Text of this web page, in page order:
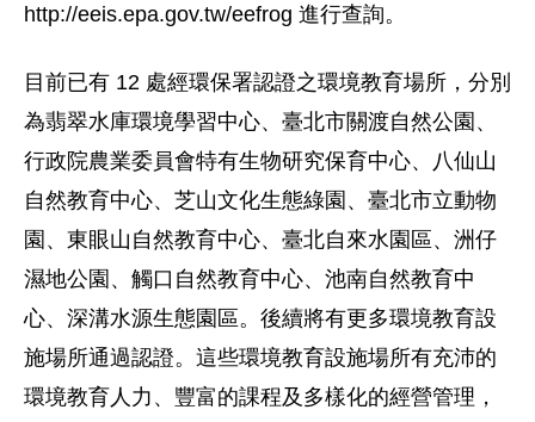
http://eeis.epa.gov.tw/eefrog 進行查詢。
目前已有 12 處經環保署認證之環境教育場所，分別
為翡翠水庫環境學習中心、臺北市關渡自然公園、
行政院農業委員會特有生物研究保育中心、八仙山
自然教育中心、芝山文化生態綠園、臺北市立動物
園、東眼山自然教育中心、臺北自來水園區、洲仔
濕地公園、觸口自然教育中心、池南自然教育中
心、深溝水源生態園區。後續將有更多環境教育設
施場所通過認證。這些環境教育設施場所有充沛的
環境教育人力、豐富的課程及多樣化的經營管理，